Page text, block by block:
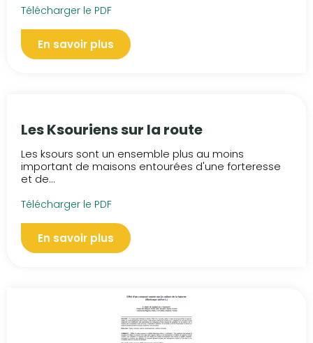
Télécharger le PDF
En savoir plus
Les Ksouriens sur la route
Les ksours sont un ensemble plus au moins
important de maisons entourées d'une forteresse
et de...
Télécharger le PDF
En savoir plus